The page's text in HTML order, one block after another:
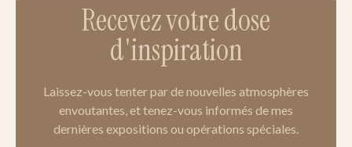
Recevez votre dose
d'inspiration
Laissez-vous tenter par de nouvelles atmosphères
envoutantes, et tenez-vous informés de mes
dernières expositions ou opérations spéciales.